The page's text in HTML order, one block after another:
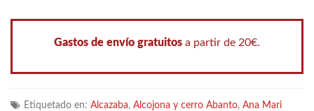
Gastos de envío gratuitos a partir de 20€.
Etiquetado en: Alcazaba, Alcojona y cerro Abanto, Ana Mari